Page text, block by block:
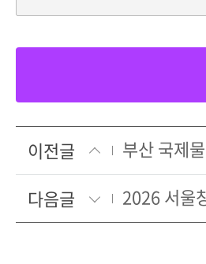
이전글
다음글